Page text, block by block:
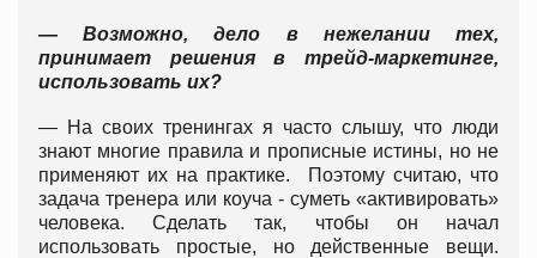
— Возможно, дело в нежелании тех,
принимает решения в трейд-маркетинге,
использовать их?
— На своих тренингах я часто слышу, что люди
знают многие правила и прописные истины, но не
применяют их на практике. Поэтому считаю, что
задача тренера или коуча - суметь «активировать»
человека. Сделать так, чтобы он начал
использовать простые, но действенные вещи.